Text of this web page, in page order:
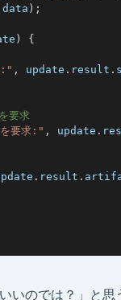
data ) ;
)
{
:" , update . result .
要求
を要求:" , update .
. result .
いのでは？」と